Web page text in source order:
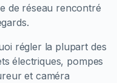
de réseau rencontré
régler la plupart des
électriques, pompes
et caméra